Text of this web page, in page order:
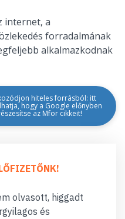
internet, a
forradalmának
alkalmazkodnak
hiteles forrásból: itt
hogy a Google előnyben
az Mfor cikkeit!
olvasott, higgadt
és